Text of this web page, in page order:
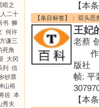
暗之
二十
书 狮
何许
谦三
死角
大冈
列
信
钞票
山裕
佐 本
秀夫
【本
【条目标签】： 双头恶
王妃
老蔡
作
版社
帧:
【本